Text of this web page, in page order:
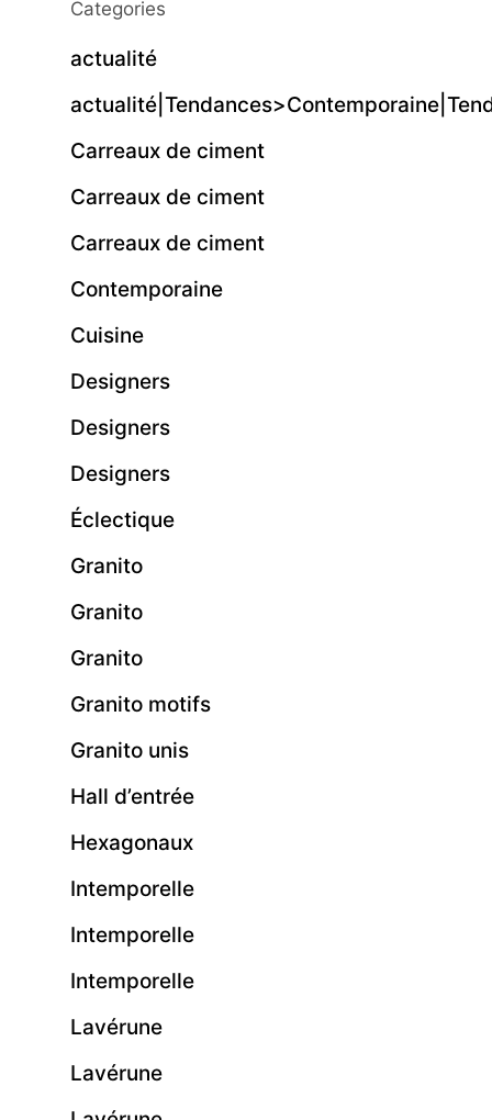
Categories
actualité
Carreaux de ciment
Carreaux de ciment
Carreaux de ciment
Contemporaine
Cuisine
Designers
Designers
Designers
Éclectique
Granito
Granito
Granito
Granito motifs
Granito unis
Hall d’entrée
Hexagonaux
Intemporelle
Intemporelle
Intemporelle
Lavérune
Lavérune